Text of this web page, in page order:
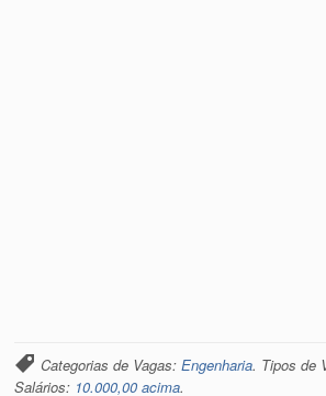
Categorias de Vagas:Engenharia. Tipos de
Salários: 10.000,00 acima.